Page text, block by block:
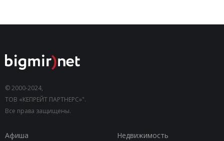
© 2000-2024,
ТОВ «КЕПРЕЙТ ПАРТНЕРС»".
Все права защищены.
Афиша
Недвижимость